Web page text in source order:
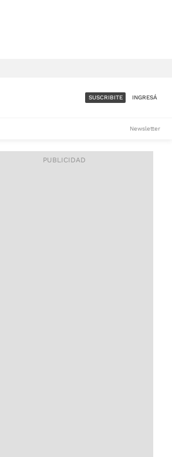
ACCESO FULL - $1.800/MES
SUSCRIBITE INGRESÁ
Newsletter